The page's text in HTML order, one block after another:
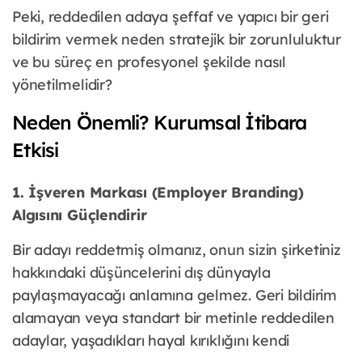
Peki, reddedilen adaya şeffaf ve yapıcı bir geri
bildirim vermek neden stratejik bir zorunluluktur
ve bu süreç en profesyonel şekilde nasıl
yönetilmelidir?
Neden Önemli? Kurumsal İtibara
Etkisi
1. İşveren Markası (Employer Branding)
Algısını Güçlendirir
Bir adayı reddetmiş olmanız, onun sizin şirketiniz
hakkındaki düşüncelerini dış dünyayla
paylaşmayacağı anlamına gelmez. Geri bildirim
alamayan veya standart bir metinle reddedilen
adaylar, yaşadıkları hayal kırıklığını kendi